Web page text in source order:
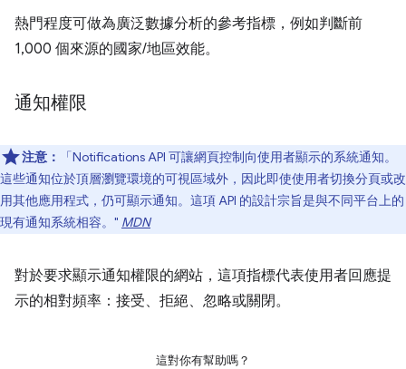
熱門程度可做為廣泛數據分析的參考指標，例如判斷前
1,000 個來源的國家/地區效能。
通知權限
注意：
「Notifications API 可讓網頁控制向使用者顯示的系統通知。
這些通知位於頂層瀏覽環境的可視區域外，因此即使使用者切換分頁或改
用其他應用程式，仍可顯示通知。這項 API 的設計宗旨是與不同平台上的
現有通知系統相容。" MDN
對於要求顯示通知權限的網站，這項指標代表使用者回應提
示的相對頻率：接受、拒絕、忽略或關閉。
這對你有幫助嗎？